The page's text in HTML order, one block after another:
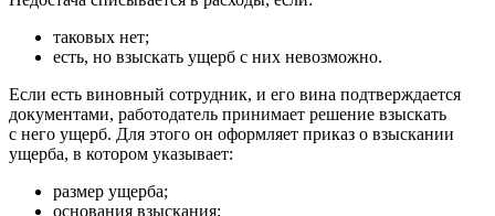
таковых нет;
есть, но взыскать ущерб с них невозможно.
Если есть виновный сотрудник, и его вина подтверждается
документами, работодатель принимает решение взыскать
с него ущерб. Для этого он оформляет приказ о взыскании
ущерба, в котором указывает:
размер ущерба;
основания взыскания;